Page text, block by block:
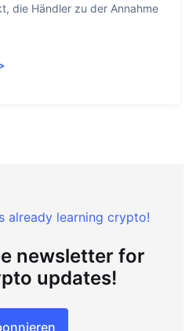
die Händler zu der Annahme
already learning crypto!
newsletter for
updates!